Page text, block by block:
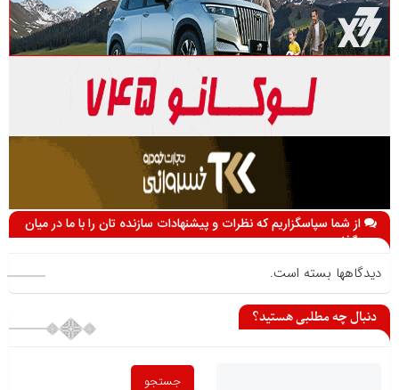
از شما سپاسگزاریم که نظرات و پیشنهادات سازنده تان را با ما در میان
می گذارید
دیدگاهها بسته است.
دنبال چه مطلبی هستید؟